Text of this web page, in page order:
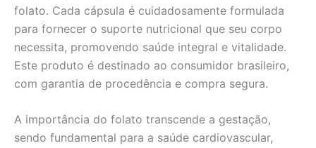
folato. Cada cápsula é cuidadosamente formulada
para fornecer o suporte nutricional que seu corpo
necessita, promovendo saúde integral e vitalidade.
Este produto é destinado ao consumidor brasileiro,
com garantia de procedência e compra segura.
A importância do folato transcende a gestação,
sendo fundamental para a saúde cardiovascular,